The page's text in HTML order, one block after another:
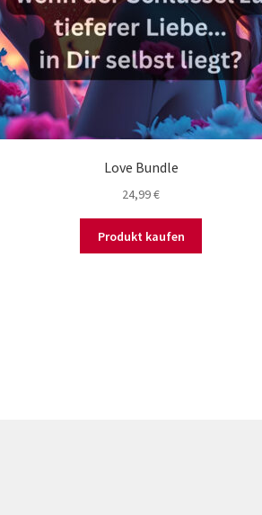
Love Bundle
24,99€
Produkt kaufen